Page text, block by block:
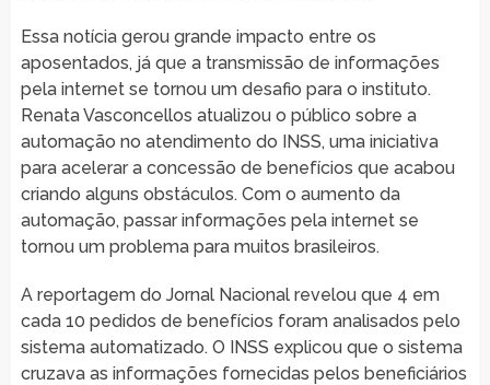
Essa notícia gerou grande impacto entre os
aposentados, já que a transmissão de informações
pela internet se tornou um desafio para o instituto.
Renata Vasconcellos atualizou o público sobre a
automação no atendimento do INSS, uma iniciativa
para acelerar a concessão de benefícios que acabou
criando alguns obstáculos. Com o aumento da
automação, passar informações pela internet se
tornou um problema para muitos brasileiros.
A reportagem do Jornal Nacional revelou que 4 em
cada 10 pedidos de benefícios foram analisados pelo
sistema automatizado. O INSS explicou que o sistema
cruzava as informações fornecidas pelos beneficiários